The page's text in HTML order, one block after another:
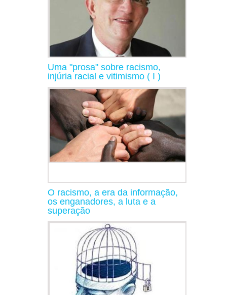
Uma "prosa" sobre racismo,
injúria racial e vitimismo ( I )
O racismo, a era da informação,
os enganadores, a luta e a
superação